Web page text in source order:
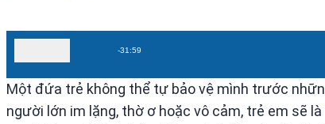
Remaining
-31:59
Một đứa trẻ không thể tự bảo vệ mình trước
người lớn im lặng, thờ ơ hoặc vô cảm, trẻ em sẽ